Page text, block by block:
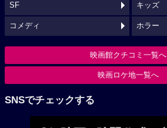
SF キッズ
コメディ ホラー
映画館クチコミ一覧へ
映画ロケ地一覧へ
SNSでチェックする